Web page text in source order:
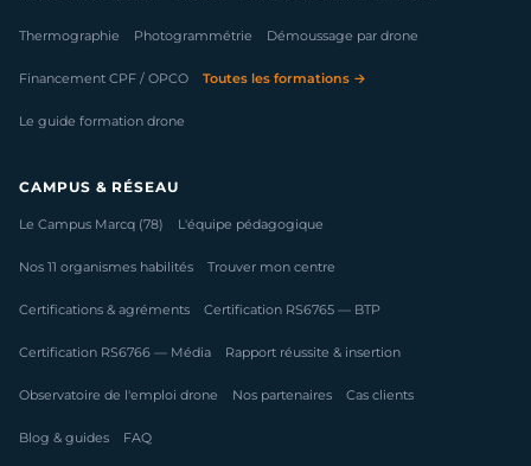
Thermographie Photogrammétrie Démoussage par drone
Financement CPF / OPCO Toutes les formations →
Le guide formation drone
CAMPUS & RÉSEAU
Le Campus Marcq (78) L'équipe pédagogique
Nos 11 organismes habilités Trouver mon centre
Certifications & agréments Certification RS6765 — BTP
Certification RS6766 — Média Rapport réussite & insertion
Observatoire de l'emploi drone Nos partenaires Cas clients
Blog & guides FAQ